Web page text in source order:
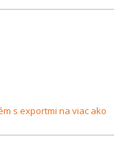
s exportmi na viac ako